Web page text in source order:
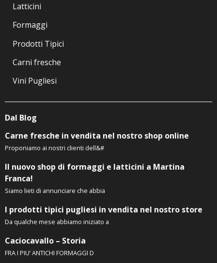
Latticini
Formaggi
Prodotti Tipici
Carni fresche
Vini Pugliesi
Dal Blog
Carne fresche in vendita nel nostro shop online
Proponiamo ai nostri clienti dell&#
Il nuovo shop di formaggi e latticini a Martina
Franca!
Siamo lieti di annunciare che abbia
I prodotti tipici pugliesi in vendita nel nostro store
Da qualche mese abbiamo iniziato a
Caciocavallo – Storia
FRA I PIU’ ANTICHI FORMAGGI D